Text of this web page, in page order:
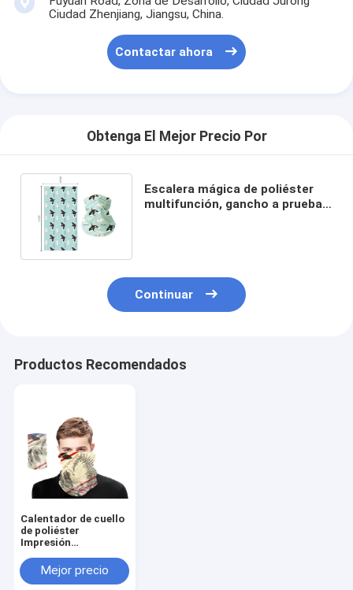
Ciudad Zhenjiang, Jiangsu, China.
Contactar ahora
Obtenga El Mejor Precio Por
Escalera mágica de poliéster
multifunción, gancho a prueba
Continuar
Productos Recomendados
Calentador de cuello
de poliéster
Impresión
de cuello para
deportes y
Mejor precio